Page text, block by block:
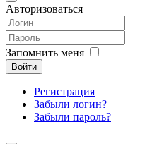
Авторизоваться
Запомнить меня
Войти
Регистрация
Забыли логин?
Забыли пароль?